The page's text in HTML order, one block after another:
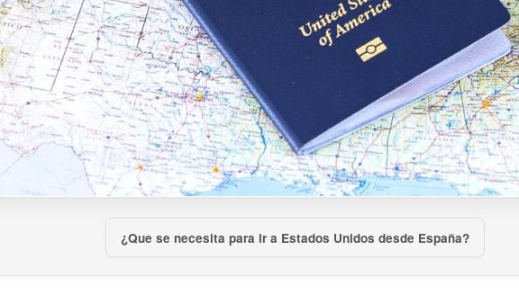
¿Que se necesita para ir a Estados Unidos desde España?